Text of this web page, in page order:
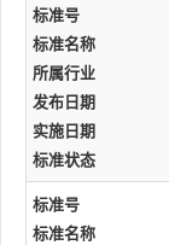
标准号
标准名称
所属行业
发布日期
实施日期
标准状态
标准号
标准名称